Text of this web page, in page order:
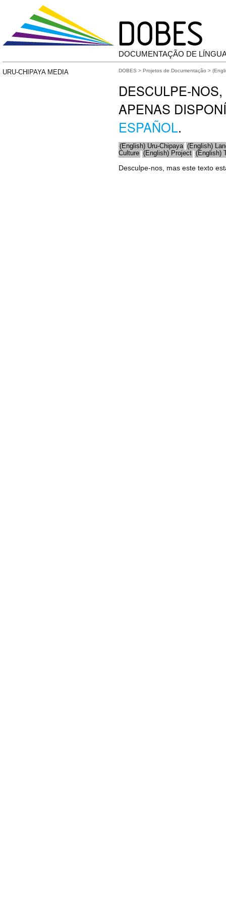
DOCUMENTAÇÃO DE
URU-CHIPAYA MEDIA DOBES > Projetos de Documentação >
DESCULPE-
APENAS
ESPAÑOL.
(English) Uru-Chipaya (English)
Culture (English) Project (English)
Desculpe-nos, mas este texto